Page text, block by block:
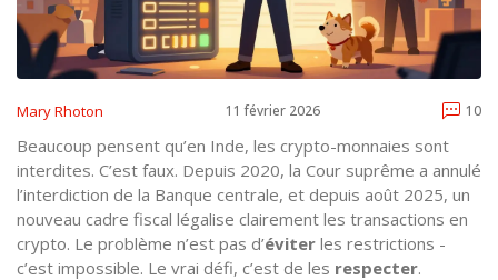
Mary Rhoton 11 février 2026 10
Beaucoup pensent qu’en Inde, les crypto-monnaies sont
interdites. C’est faux. Depuis 2020, la Cour suprême a annulé
l’interdiction de la Banque centrale, et depuis août 2025, un
nouveau cadre fiscal légalise clairement les transactions en
crypto. Le problème n’est pas d’éviter les restrictions -
c’est impossible. Le vrai défi, c’est de les respecter.